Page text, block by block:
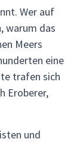
Wer auf
warum das
Meers
eine
trafen sich
Eroberer,
und